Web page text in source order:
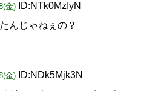
金)
ID:NTk0MzIyN
んじゃねぇの？
金)
ID:NDk5Mjk3N